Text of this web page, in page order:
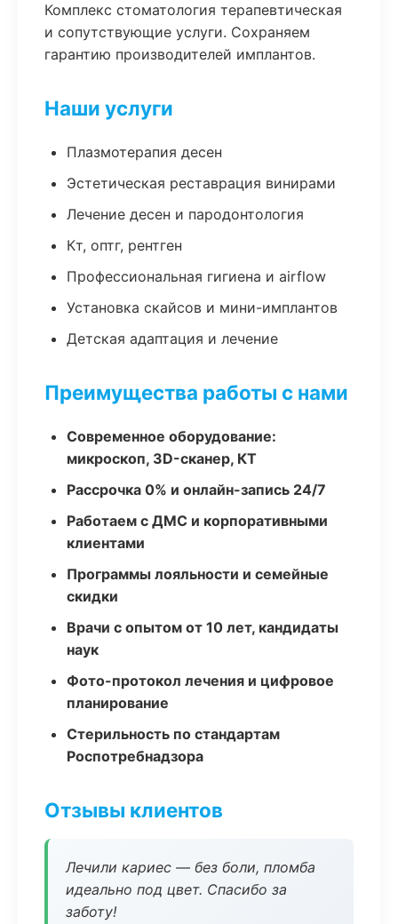
Комплекс стоматология терапевтическая
и сопутствующие услуги. Сохраняем
гарантию производителей имплантов.
Наши услуги
Плазмотерапия десен
Эстетическая реставрация винирами
Лечение десен и пародонтология
Кт, оптг, рентген
Профессиональная гигиена и airflow
Установка скайсов и мини-имплантов
Детская адаптация и лечение
Преимущества работы с нами
Современное оборудование:
микроскоп, 3D-сканер, КТ
Рассрочка 0% и онлайн-запись 24/7
Работаем с ДМС и корпоративными
клиентами
Программы лояльности и семейные
скидки
Врачи с опытом от 10 лет, кандидаты
наук
Фото-протокол лечения и цифровое
планирование
Стерильность по стандартам
Роспотребнадзора
Отзывы клиентов
Лечили кариес — без боли, пломба
идеально под цвет. Спасибо за
заботу!